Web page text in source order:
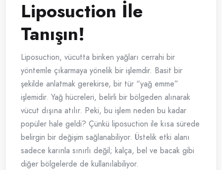
Liposuction İle
Tanışın!
Liposuction, vücutta biriken yağları cerrahi bir
yöntemle çıkarmaya yönelik bir işlemdir. Basit bir
şekilde anlatmak gerekirse, bir tür “yağ emme”
işlemidir. Yağ hücreleri, belirli bir bölgeden alınarak
vücut dışına atılır. Peki, bu işlem neden bu kadar
popüler hale geldi? Çünkü liposuction ile kısa sürede
belirgin bir değişim sağlanabiliyor. Üstelik etki alanı
sadece karınla sınırlı değil; kalça, bel ve bacak gibi
diğer bölgelerde de kullanılabiliyor.